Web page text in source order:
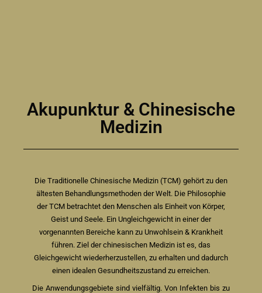
Akupunktur & Chinesische
Medizin
Die Traditionelle Chinesische Medizin (TCM) gehört zu den
ältesten Behandlungsmethoden der Welt. Die Philosophie
der TCM betrachtet den Menschen als Einheit von Körper,
Geist und Seele. Ein Ungleichgewicht in einer der
vorgenannten Bereiche kann zu Unwohlsein & Krankheit
führen. Ziel der chinesischen Medizin ist es, das
Gleichgewicht wiederherzustellen, zu erhalten und dadurch
einen idealen Gesundheitszustand zu erreichen.
Die Anwendungsgebiete sind vielfältig. Von Infekten bis zu